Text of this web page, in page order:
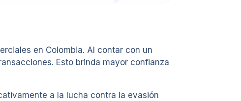
en Colombia. Al contar con un
Esto brinda mayor confianza
a la lucha contra la evasión